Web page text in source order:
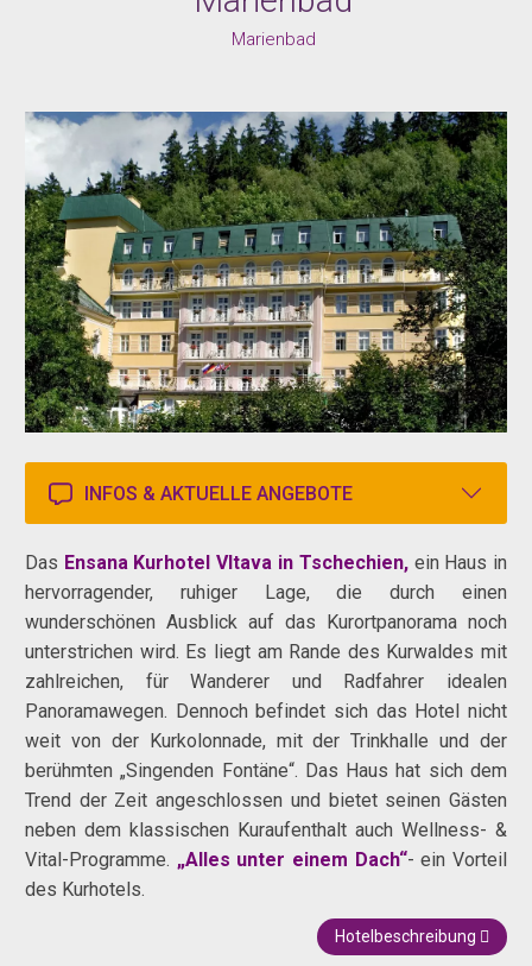
Marienbad
INFOS & AKTUELLE ANGEBOTE
Das Ensana Kurhotel Vltava in Tschechien,ein Haus in
hervorragender, ruhiger Lage, die durch einen
wunderschönen Ausblick auf das Kurortpanorama noch
unterstrichen wird. Es liegt am Rande des Kurwaldes mit
zahlreichen, für Wanderer und Radfahrer idealen
Panoramawegen. Dennoch befindet sich das Hotel nicht
weit von der Kurkolonnade, mit der Trinkhalle und der
berühmten „Singenden Fontäne“. Das Haus hat sich dem
Trend der Zeit angeschlossen und bietet seinen Gästen
neben dem klassischen Kuraufenthalt auch Wellness- &
Vital-Programme. „Alles unter einem Dach“- ein Vorteil
des Kurhotels.
Hotelbeschreibung